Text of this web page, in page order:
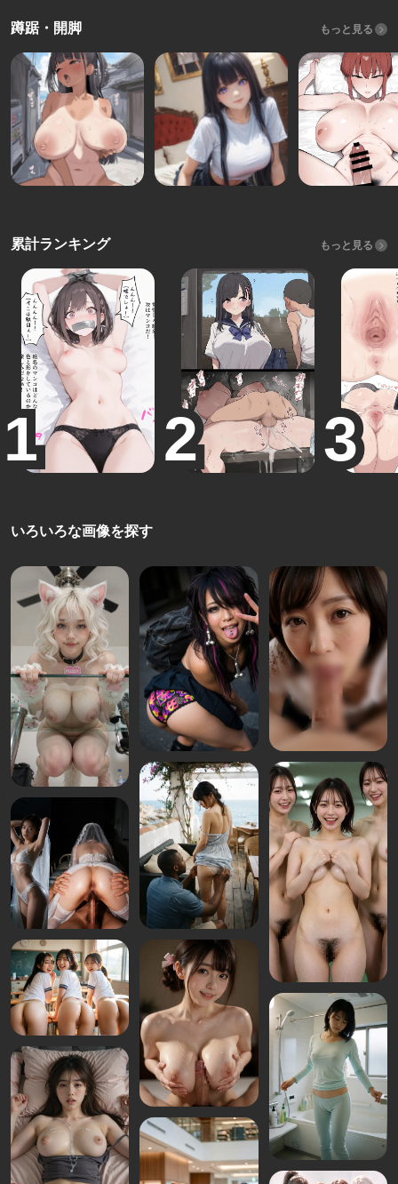
蹲踞・開脚 もっと見る
累計ランキング もっと見る
いろいろな画像を探す